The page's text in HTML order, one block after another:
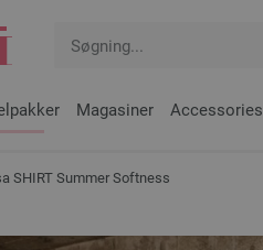
Magasiner Accessories
SHIRT Summer Softness